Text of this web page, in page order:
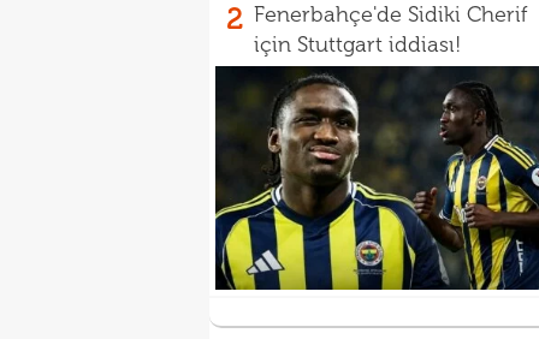
2 Fenerbahçe'de Sidiki Cherif
için Stuttgart iddiası!